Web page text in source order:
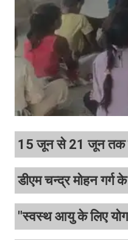
15 जून से 21 जून तक
डीएम चन्द्र मोहन
"स्वस्थ आयु के लिए